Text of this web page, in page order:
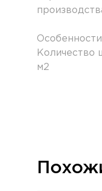
Особенности
Количество
м2